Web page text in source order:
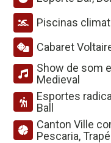
Piscinas
Cabaret
Show de som
Medieval
Esportes
Ball
Canton Ville
Pescaria,